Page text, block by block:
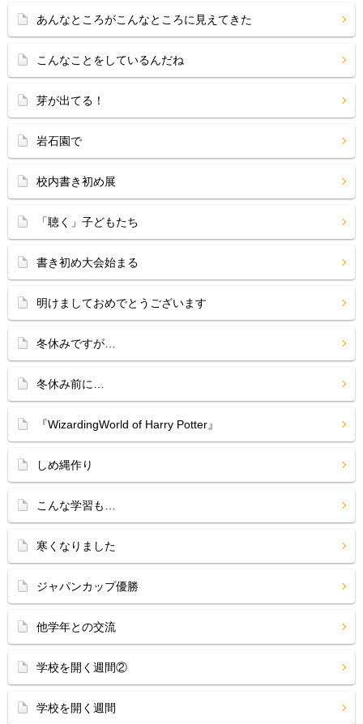
あんなところがこんなところに見えてきた
こんなことをしているんだね
芽が出てる！
岩石園で
校内書き初め展
「聴く」子どもたち
書き初め大会始まる
明けましておめでとうございます
冬休みですが…
冬休み前に…
『WizardingWorld of Harry Potter』
しめ縄作り
こんな学習も…
寒くなりました
ジャパンカップ優勝
他学年との交流
学校を開く週間②
学校を開く週間